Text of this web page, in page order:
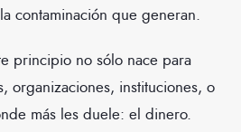
contaminación que generan.
principio no sólo nace para
organizaciones, instituciones, o
más les duele: el dinero.